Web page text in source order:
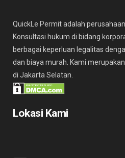
QuickLe Permit adalah
Konsultasi hukum di bidang
berbagai keperluan legalitas
dan biaya murah. Kami
di Jakarta Selatan.
Lokasi Kami